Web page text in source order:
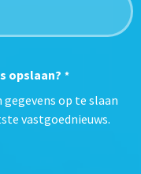
opslaan? *
op te slaan
vastgoednieuws.